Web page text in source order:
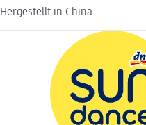
Hergestellt in China